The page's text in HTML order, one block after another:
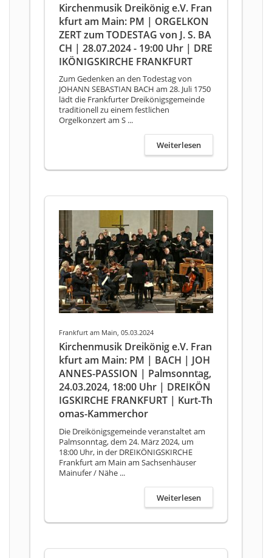
Kirchenmusik Dreikönig e.V. Fran
kfurt am Main: PM | ORGELKON
ZERT zum TODESTAG von J. S. BA
CH | 28.07.2024 - 19:00 Uhr | DRE
IKÖNIGSKIRCHE FRANKFURT
Zum Gedenken an den Todestag von
JOHANN SEBASTIAN BACH am 28. Juli 1750
lädt die Frankfurter Dreikönigsgemeinde
traditionell zu einem festlichen
Orgelkonzert am S ...
Weiterlesen
Frankfurt am Main, 05.03.2024
Kirchenmusik Dreikönig e.V. Fran
kfurt am Main: PM | BACH | JOH
ANNES-PASSION | Palmsonntag,
24.03.2024, 18:00 Uhr | DREIKÖN
IGSKIRCHE FRANKFURT | Kurt-Th
omas-Kammerchor
Die Dreikönigsgemeinde veranstaltet am
Palmsonntag, dem 24. März 2024, um
18:00 Uhr, in der DREIKÖNIGSKIRCHE
Frankfurt am Main am Sachsenhäuser
Mainufer / Nähe ...
Weiterlesen